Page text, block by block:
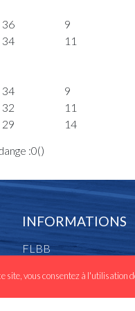
36
9
34
11
34
9
32
11
29
14
10
29
29
6
:0()
INFORMATIONS
FLBB
vous consentez à l'utilisation